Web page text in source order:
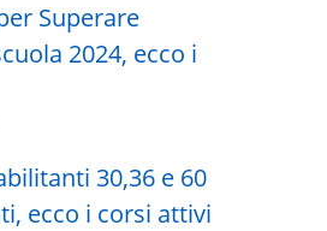
Superare
2024, ecco i